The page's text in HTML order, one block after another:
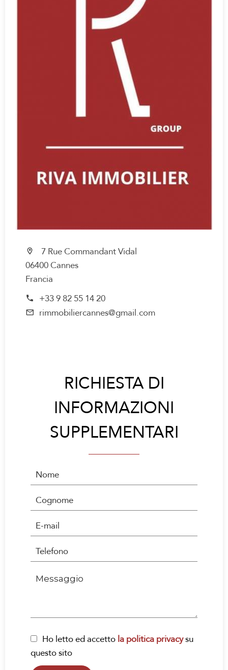
7 Rue Commandant Vidal
06400 Cannes
Francia
+33 9 82 55 14 20
rimmobiliercannes@gmail.com
RICHIESTA DI
INFORMAZIONI
SUPPLEMENTARI
Ho letto ed accettola politica privacysu
questo sito